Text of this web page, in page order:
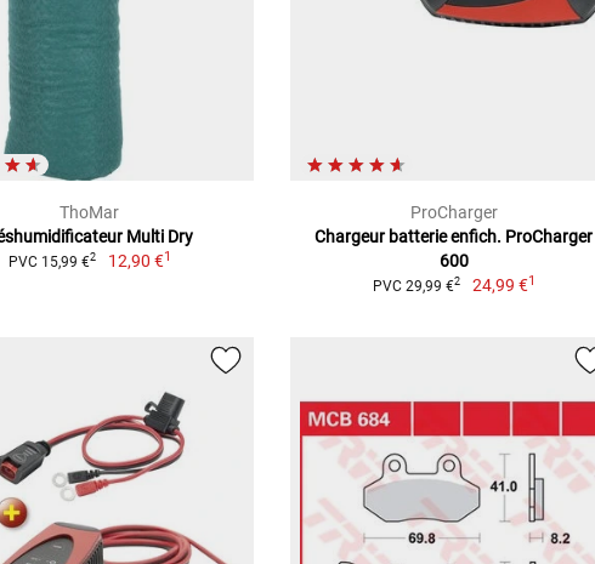
ThoMar
Multi Dry
PVC 15,99 €2 12,90 €1
ProCharger
Chargeur batterie enfich. ProCharger
600
PVC 29,99 €2 24,99 €1